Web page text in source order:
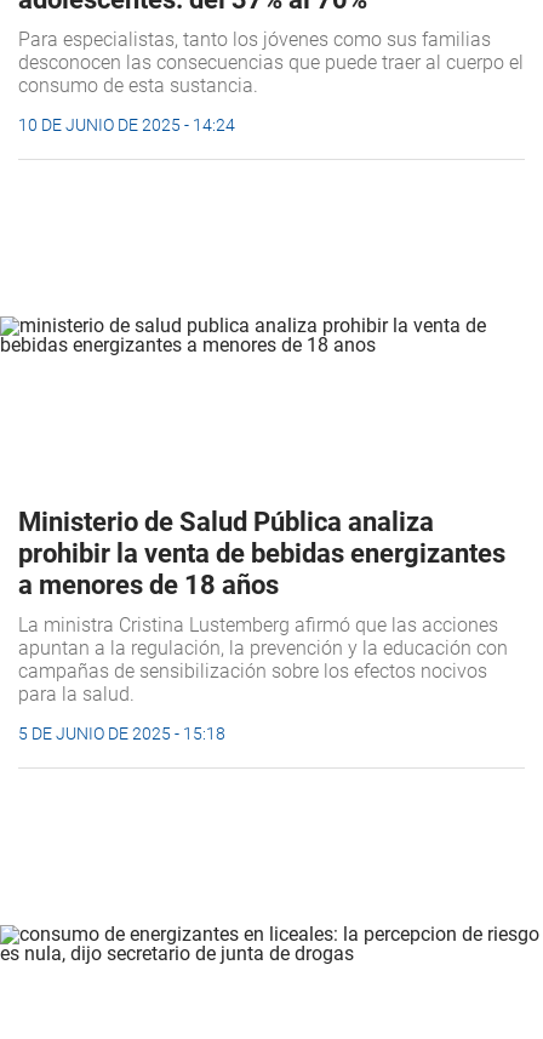
Para especialistas, tanto los jóvenes como sus familias
desconocen las consecuencias que puede traer al cuerpo el
consumo de esta sustancia.
10 DE JUNIO DE 2025 - 14:24
Ministerio de Salud Pública analiza
prohibir la venta de bebidas energizantes
a menores de 18 años
La ministra Cristina Lustemberg afirmó que las acciones
apuntan a la regulación, la prevención y la educación con
campañas de sensibilización sobre los efectos nocivos
para la salud.
5 DE JUNIO DE 2025 - 15:18